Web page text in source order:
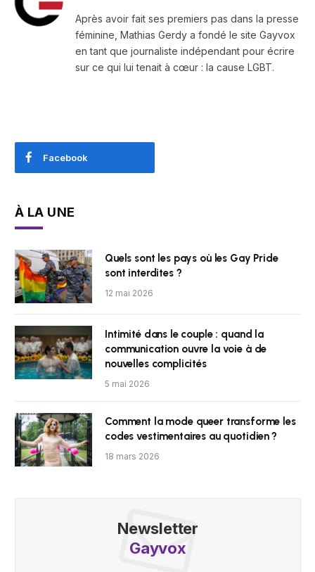
Après avoir fait ses premiers pas dans la presse
féminine, Mathias Gerdy a fondé le site Gayvox
en tant que journaliste indépendant pour écrire
sur ce qui lui tenait à cœur : la cause LGBT.
Facebook
À LA UNE
Quels sont les pays où les Gay Pride
sont interdites ?
12 mai 2026
Intimité dans le couple : quand la
communication ouvre la voie à de
nouvelles complicités
5 mai 2026
Comment la mode queer transforme les
codes vestimentaires au quotidien ?
18 mars 2026
Newsletter
Gayvox